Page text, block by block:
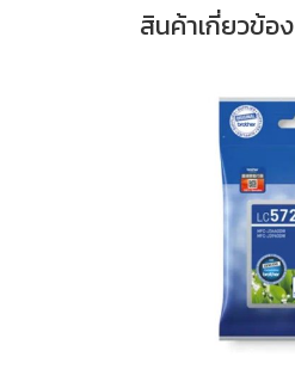
สินค้าเกี่ยวข้อง